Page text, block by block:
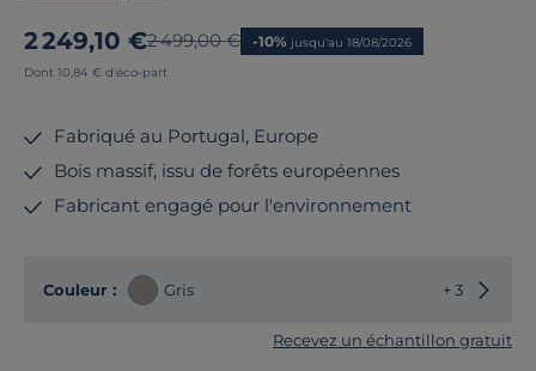
Nouveau prix
2 249,10 €Ancien prix
2 499,00 € -10% jusqu'au 18/08/2026
Dont 10,84 € d'éco-part
Fabriqué au Portugal, Europe
Bois massif, issu de forêts européennes
Fabricant engagé pour l'environnement
Couleur : Gris + 3
Recevez un échantillon gratuit